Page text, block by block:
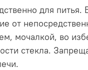
для
от
мочалкой, во
стекла.